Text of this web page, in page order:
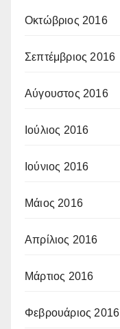
Οκτώβριος 2016
Σεπτέμβριος 2016
Αύγουστος 2016
Ιούλιος 2016
Ιούνιος 2016
Μάιος 2016
Απρίλιος 2016
Μάρτιος 2016
Φεβρουάριος 2016